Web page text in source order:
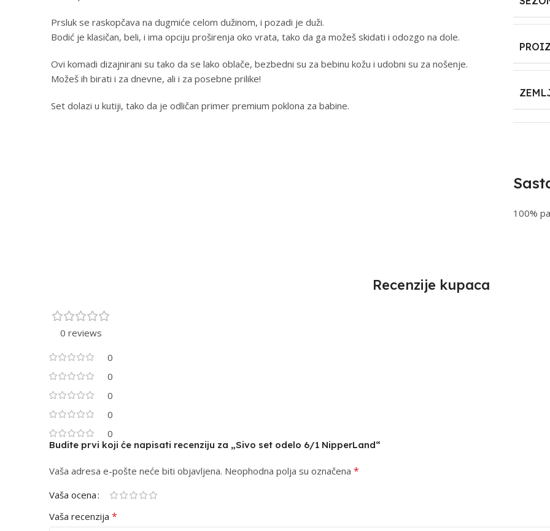
Prsluk se raskopčava na dugmiće celom dužinom, i pozadi je duži.
Bodić je klasičan, beli, i ima opciju proširenja oko vrata, tako da ga možeš skidati i odozgo na dole.
Ovi komadi dizajnirani su tako da se lako oblače, bezbedni su za bebinu kožu i udobni su za nošenje.
Možeš ih birati i za dnevne, ali i za posebne prilike!
Set dolazi u kutiji, tako da je odličan primer premium poklona za babine.
100%
Recenzije kupaca
0 reviews
0
0
0
0
0
Budite prvi koji će napisati recenziju za „Sivo set odelo 6/1 NipperLand“
Vaša adresa e-pošte neće biti objavljena. Neophodna polja su označena *
Vaša ocena
Vaša recenzija *
Alternative: